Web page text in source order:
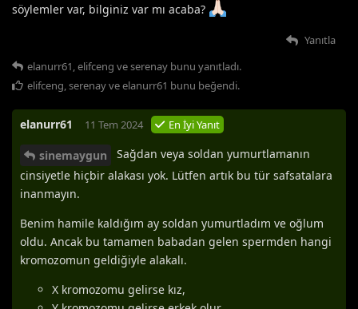
söylemler var, bilginiz var mı acaba?
Yanıtla
elanurr61,elifceng veserenay bunu yanıtladı.
elifceng,serenayveelanurr61 bunu beğendi.
elanurr61 11 Tem 2024 En İyi Yanıt
sinemaygun
Sağdan veya soldan yumurtlamanın
cinsiyetle hiçbir alakası yok. Lütfen artık bu tür safsatalara
inanmayın.
Benim hamile kaldığım ay soldan yumurtladım ve oğlum
oldu. Ancak bu tamamen babadan gelen spermden hangi
kromozomun geldiğiyle alakalı.
X kromozomu gelirse kız,